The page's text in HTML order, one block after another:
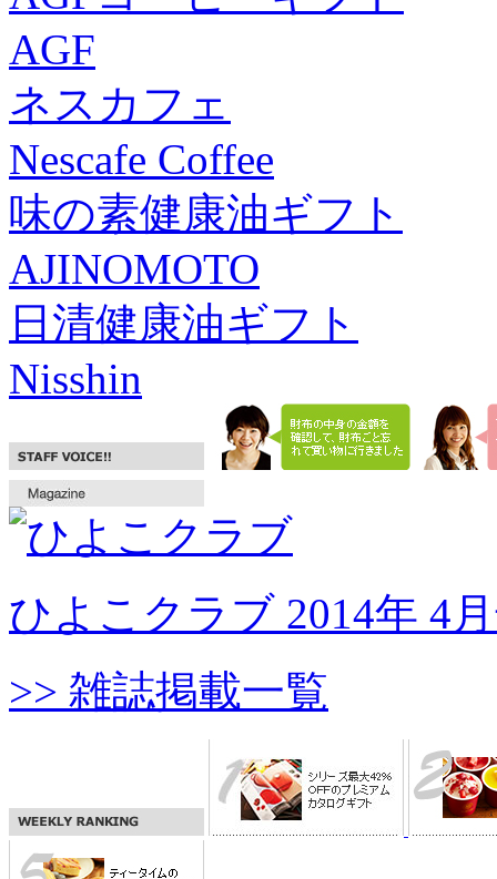
AGF
ネスカフェ
Nescafe Coffee
味の素健康油ギフト
AJINOMOTO
日清健康油ギフト
Nisshin
ひよこクラブ 2014年 4
>> 雑誌掲載一覧